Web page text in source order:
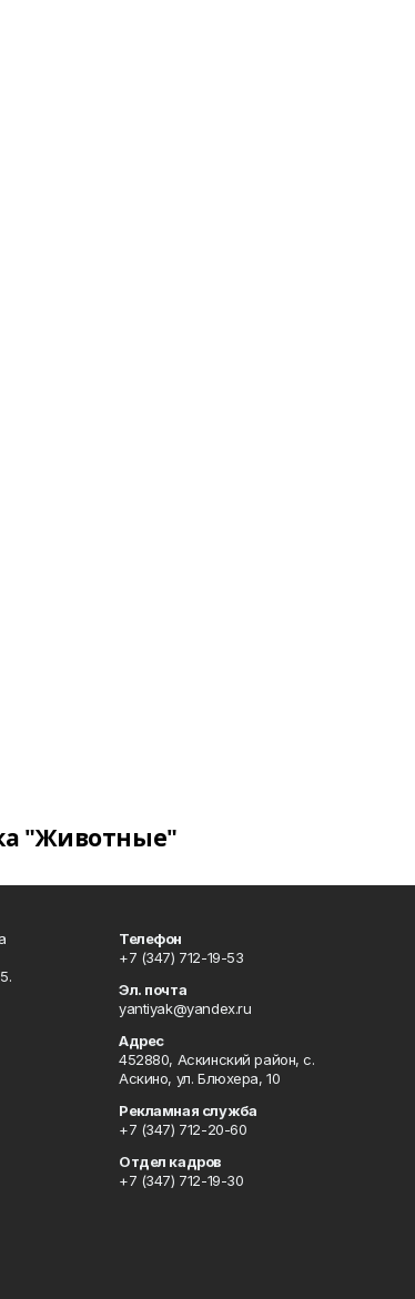
"Животные"
Телефон
+7 (347) 712-19-53
Эл. почта
yantiyak@yandex.ru
Адрес
452880, Аскинский район, с.
Аскино, ул. Блюхера, 10
Рекламная служба
+7 (347) 712-20-60
Отдел кадров
+7 (347) 712-19-30